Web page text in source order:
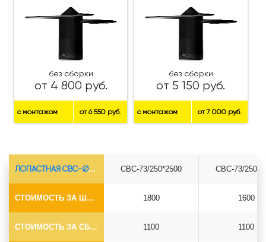
без сборки
от 4 800 руб.
с монтажом от 6 550 руб.
без сборки
от 5 150 руб.
с монтажом от 7 000 руб.
ЛОПАСТНАЯ СВС-Ø73*5.5
СТОИМОСТЬ ЗА ШТУКУ
СТОИМОСТЬ ЗА СБОРКУ
СВС-73/250*2500
1800
1100
СВС-73/
1600
1100